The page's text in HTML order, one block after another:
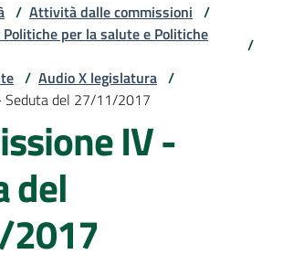
/ Attività dalle commissioni /
per la salute e Politiche
/
/ Audio X legislatura /
Seduta del 27/11/2017
IV -
del